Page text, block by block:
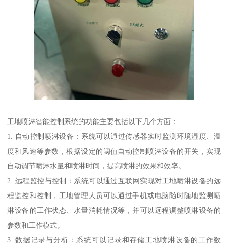
工地喷淋智能控制系统的功能主要包括以下几个方面：
1. 自动控制喷淋设备：系统可以通过传感器实时监测环境湿度、温
度和风速等参数，根据设定的阈值自动控制喷淋设备的开关，实现
自动调节喷淋水量和喷淋时间，提高喷淋的效果和效率。
2. 远程监控与控制：系统可以通过互联网实现对工地喷淋设备的远
程监控和控制，工地管理人员可以通过手机或电脑随时随地监测喷
淋设备的工作状态、水量消耗情况等，并可以远程调整喷淋设备的
参数和工作模式。
3. 数据记录与分析：系统可以记录和存储工地喷淋设备的工作数